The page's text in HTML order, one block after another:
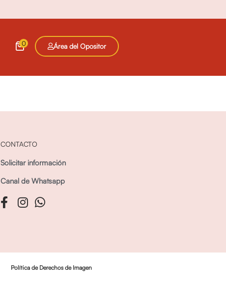
0 Área del Opositor
CONTACTO
Solicitar información
Canal de Whatsapp
Política de Derechos de Imagen